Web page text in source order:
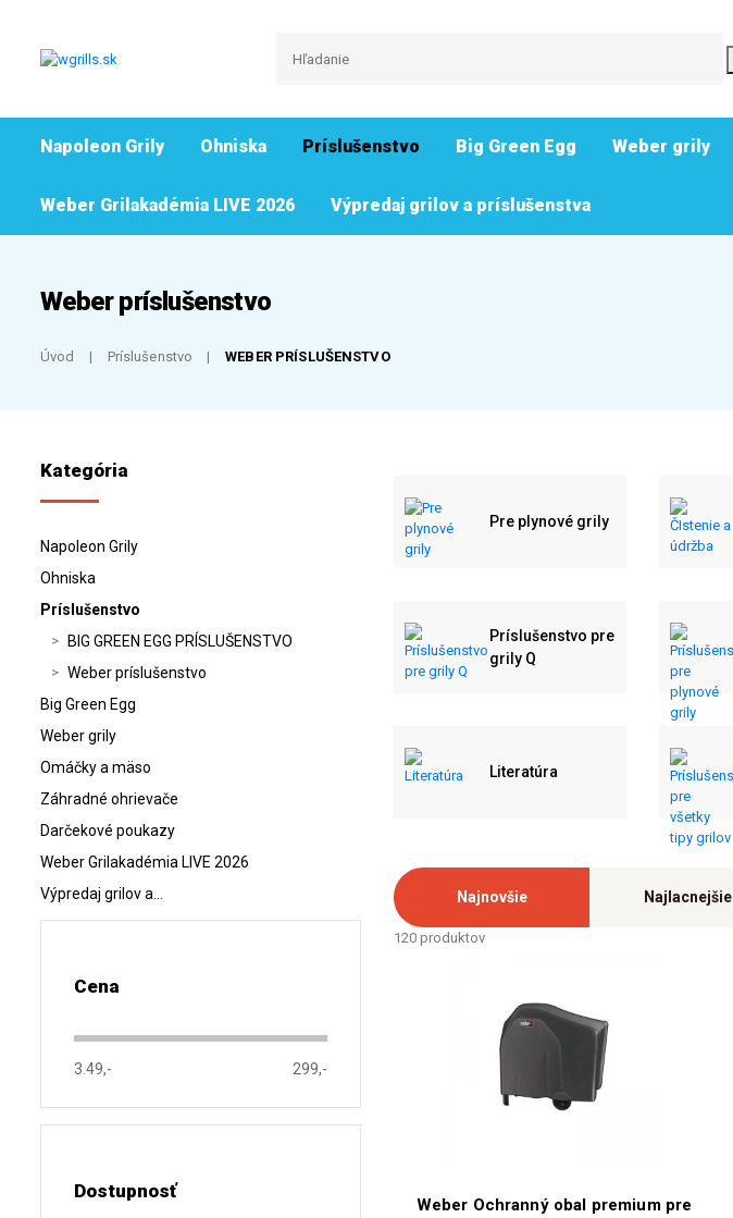
Napoleon Grily Ohniska Príslušenstvo Big Green Egg Weber grily
Weber Grilakadémia LIVE 2026 Výpredaj grilov a príslušenstva
Weber príslušenstvo
Úvod Príslušenstvo WEBER PRÍSLUŠENSTVO
Kategória
Napoleon Grily
Ohniska
Príslušenstvo
BIG GREEN EGG PRÍSLUŠENSTVO
Weber príslušenstvo
Big Green Egg
Weber grily
Omáčky a mäso
Záhradné ohrievače
Darčekové poukazy
Weber Grilakadémia LIVE 2026
Výpredaj grilov a…
Cena
3.49,- 299,-
Dostupnosť
Pre plynové grily
Príslušenstvo pre
grily Q
Literatúra
Najnovšie Najlacnejšie
120 produktov
Weber Ochranný obal premium pre